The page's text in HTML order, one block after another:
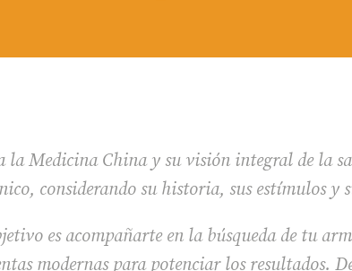
la Medicina China y su visión integral de la
considerando su historia, sus estímulos y
es acompañarte en la búsqueda de tu
modernas para potenciar los resultados.